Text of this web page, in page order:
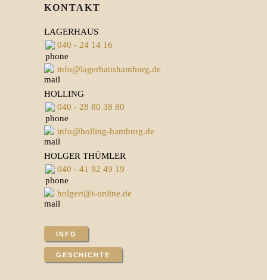
KONTAKT
LAGERHAUS
040 - 24 14 16
info@lagerhaushamburg.de
HOLLING
040 - 28 80 38 80
info@holling-hamburg.de
HOLGER THÜMLER
040 - 41 92 49 19
holgert@t-online.de
INFO
GESCHICHTE